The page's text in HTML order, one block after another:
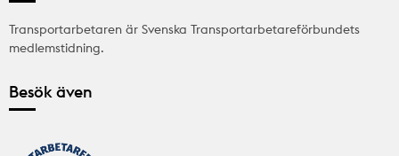
Transportarbetaren är Svenska Transportarbetareförbundets
medlemstidning.
Besök även